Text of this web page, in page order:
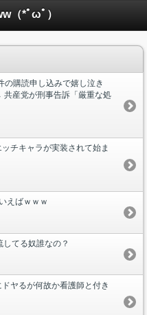
（*ﾟωﾟ）
の購読申し込みで嬉し泣き
産党が刑事告訴「厳重な処
チキャラが実装されて始ま
えばｗｗｗ
てる奴誰なの？
ヤるが何故か看護師と付き